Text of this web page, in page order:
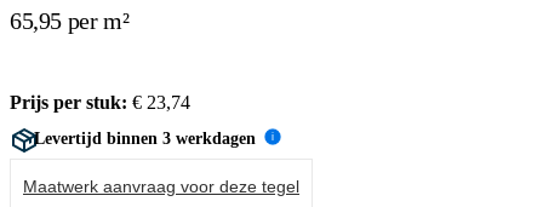
65,95 per m²
Prijs per stuk: € 23,74
Levertijd binnen 3 werkdagen i
Maatwerk aanvraag voor deze tegel